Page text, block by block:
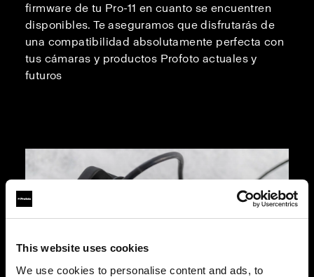
This website uses cookies
We use cookies to personalise content and ads, to
firmware de tu Pro-11 en cuanto se encuentren
disponibles. Te aseguramos que disfrutarás de
una compatibilidad absolutamente perfecta con
tus cámaras y productos Profoto actuales y
futuros